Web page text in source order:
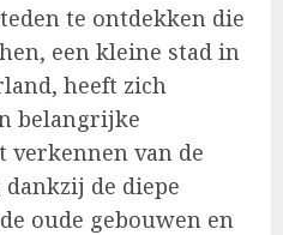
te ontdekken die
een kleine stad in
heeft zich
belangrijke
verkennen van de
de diepe
oude gebouwen en